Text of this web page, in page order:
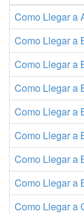
Como Llegar a
Como Llegar a
Como Llegar a
Como Llegar a
Como Llegar a
Como Llegar a
Como Llegar a
Como Llegar a
Como Llegar a